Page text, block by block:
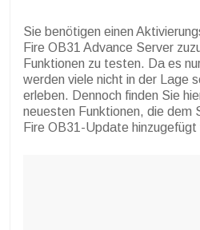
Sie benötigen einen
Fire OB31 Advance Server
Funktionen zu testen. Da es
werden viele nicht in der Lage
erleben. Dennoch finden Sie
neuesten Funktionen, die dem
Fire OB31-Update hinzugefügt